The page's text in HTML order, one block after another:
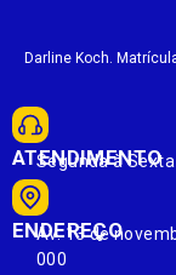
Darline Koch.
ATENDIMENTO
Segunda à
ENDEREÇO
Av. 13 de
000